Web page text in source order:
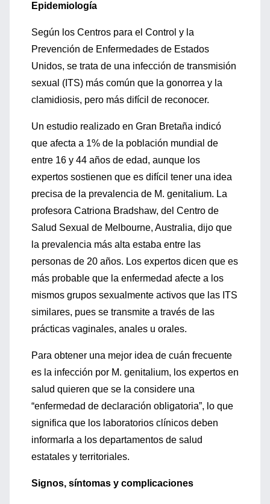
Epidemiología
Según los Centros para el Control y la
Prevención de Enfermedades de Estados
Unidos, se trata de una infección de transmisión
sexual (ITS) más común que la gonorrea y la
clamidiosis, pero más difícil de reconocer.
Un estudio realizado en Gran Bretaña indicó
que afecta a 1% de la población mundial de
entre 16 y 44 años de edad, aunque los
expertos sostienen que es difícil tener una idea
precisa de la prevalencia de M. genitalium. La
profesora Catriona Bradshaw, del Centro de
Salud Sexual de Melbourne, Australia, dijo que
la prevalencia más alta estaba entre las
personas de 20 años. Los expertos dicen que es
más probable que la enfermedad afecte a los
mismos grupos sexualmente activos que las ITS
similares, pues se transmite a través de las
prácticas vaginales, anales u orales.
Para obtener una mejor idea de cuán frecuente
es la infección por M. genitalium, los expertos en
salud quieren que se la considere una
“enfermedad de declaración obligatoria”, lo que
significa que los laboratorios clínicos deben
informarla a los departamentos de salud
estatales y territoriales.
Signos, síntomas y complicaciones